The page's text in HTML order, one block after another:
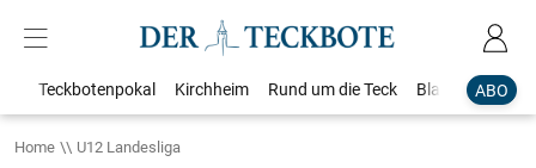
ABO
Teckbotenpokal Kirchheim Rund um die Teck Blaulicht
Home U12 Landesliga